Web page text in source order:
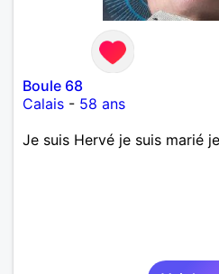
Boule 68
Calais - 58 ans
Je suis Hervé je suis marié